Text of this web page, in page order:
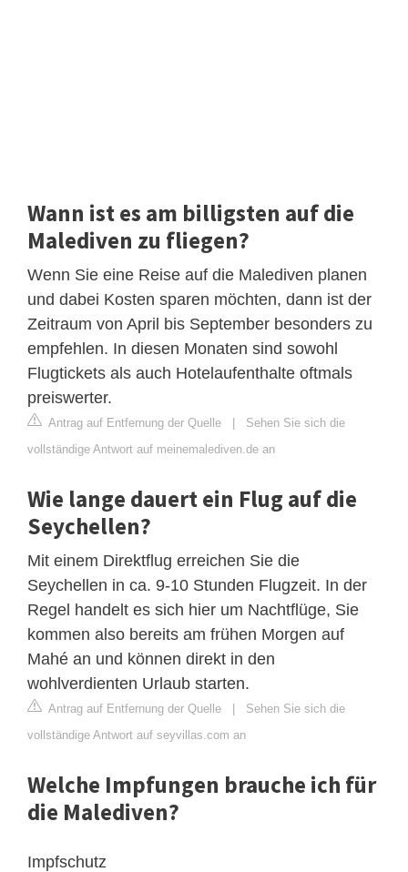
Wann ist es am billigsten auf die
Malediven zu fliegen?
Wenn Sie eine Reise auf die Malediven planen
und dabei Kosten sparen möchten, dann ist der
Zeitraum von April bis September besonders zu
empfehlen. In diesen Monaten sind sowohl
Flugtickets als auch Hotelaufenthalte oftmals
preiswerter.
Antrag auf Entfernung der Quelle | Sehen Sie sich die
vollständige Antwort auf meinemalediven.de an
Wie lange dauert ein Flug auf die
Seychellen?
Mit einem Direktflug erreichen Sie die
Seychellen in ca. 9-10 Stunden Flugzeit. In der
Regel handelt es sich hier um Nachtflüge, Sie
kommen also bereits am frühen Morgen auf
Mahé an und können direkt in den
wohlverdienten Urlaub starten.
Antrag auf Entfernung der Quelle | Sehen Sie sich die
vollständige Antwort auf seyvillas.com an
Welche Impfungen brauche ich für
die Malediven?
Impfschutz